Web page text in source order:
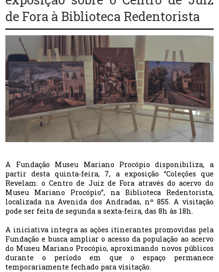
de Fora à Biblioteca Redentorista
A Fundação Museu Mariano Procópio disponibiliza, a
partir desta quinta-feira, 7, a exposição “Coleções que
Revelam: o Centro de Juiz de Fora através do acervo do
Museu Mariano Procópio”, na Biblioteca Redentorista,
localizada na Avenida dos Andradas, nº 855. A visitação
pode ser feita de segunda a sexta-feira, das 8h às 18h.
A iniciativa integra as ações itinerantes promovidas pela
Fundação e busca ampliar o acesso da população ao acervo
do Museu Mariano Procópio, aproximando novos públicos
durante o período em que o espaço permanece
temporariamente fechado para visitação.